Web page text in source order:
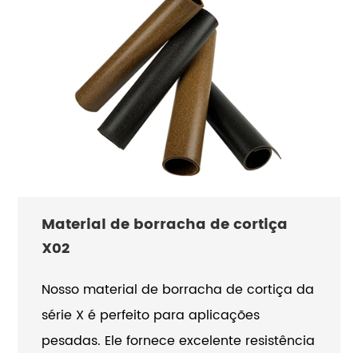
Material de borracha de cortiça
X02
Nosso material de borracha de cortiça da
série X é perfeito para aplicações
pesadas. Ele fornece excelente resistência